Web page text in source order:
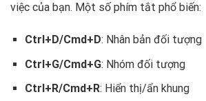
việc của bạn. Một số phím tắt phổ biến:
Ctrl+D/Cmd+D: Nhân bản đối tượng
Ctrl+G/Cmd+G: Nhóm đối tượng
Ctrl+R/Cmd+R: Hiển thị/ẩn khung